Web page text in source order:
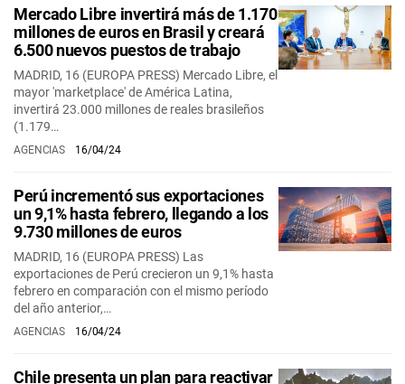
Mercado Libre invertirá más de 1.170
millones de euros en Brasil y creará
6.500 nuevos puestos de trabajo
MADRID, 16 (EUROPA PRESS) Mercado Libre, el
mayor 'marketplace' de América Latina,
invertirá 23.000 millones de reales brasileños
(1.179…
AGENCIAS 16/04/24
Perú incrementó sus exportaciones
un 9,1% hasta febrero, llegando a los
9.730 millones de euros
MADRID, 16 (EUROPA PRESS) Las
exportaciones de Perú crecieron un 9,1% hasta
febrero en comparación con el mismo período
del año anterior,…
AGENCIAS 16/04/24
Chile presenta un plan para reactivar